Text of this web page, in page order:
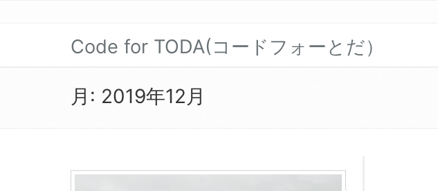
Code for TODA(コードフォーとだ）
月: 2019年12月